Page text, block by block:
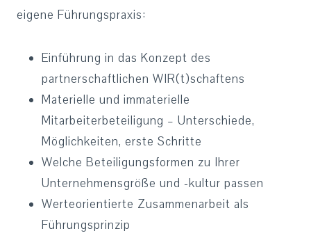
eigene Führungspraxis:
Einführung in das Konzept des
partnerschaftlichen WIR(t)schaftens
Materielle und immaterielle
Mitarbeiterbeteiligung – Unterschiede,
Möglichkeiten, erste Schritte
Welche Beteiligungsformen zu Ihrer
Unternehmensgröße und -kultur passen
Werteorientierte Zusammenarbeit als
Führungsprinzip